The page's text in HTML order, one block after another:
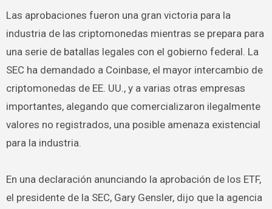
Las aprobaciones fueron una gran victoria para la
industria de las criptomonedas mientras se prepara para
una serie de batallas legales con el gobierno federal. La
SEC ha demandado a Coinbase, el mayor intercambio de
criptomonedas de EE. UU., y a varias otras empresas
importantes, alegando que comercializaron ilegalmente
valores no registrados, una posible amenaza existencial
para la industria.
En una declaración anunciando la aprobación de los ETF,
el presidente de la SEC, Gary Gensler, dijo que la agencia